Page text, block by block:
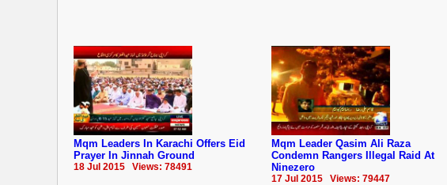
Mqm Leaders In Karachi Offers Eid
Prayer In Jinnah Ground
18 Jul 2015 Views: 78491
Mqm Leader Qasim Ali Raza
Condemn Rangers Illegal Raid At
Ninezero
17 Jul 2015 Views: 79447